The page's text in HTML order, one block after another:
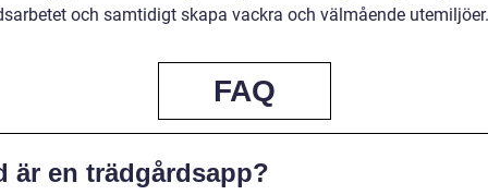
och samtidigt skapa vackra och välmående utemiljöer.
FAQ
är en trädgårdsapp?